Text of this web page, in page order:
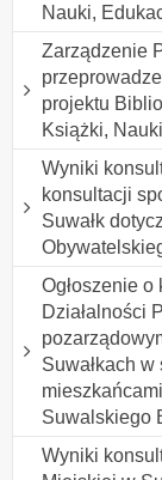
Nauki,
Zarządzenie
projektu
Książki,
Wyniki
konsultacji
Suwałk
Ogłoszenie
Działalności
Suwałkach
Suwalskiego
Wyniki